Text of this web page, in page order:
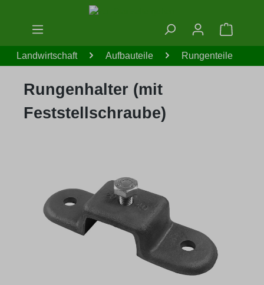
Zum Hauptinhalt springen
Landwirtschaft Aufbauteile Rungenteile
Rungenhalter (mit
Feststellschraube)